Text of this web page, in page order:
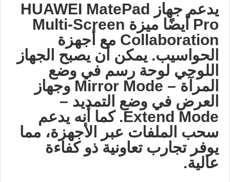
يدعم جهاز
HUAWEI MatePad
Pro أيضًا ميزة Multi-Screen
Collaboration مع أجهزة
الحواسيب. يمكن أن يصبح الجهاز
اللوحي لوحة رسم في وضع
المرآة – Mirror Mode
وجهاز
العرض في وضع التمديد –
Extend Mode. كما أنه يدعم
سحب الملفات عبر الأجهزة، مما
يوفر تجارب تعاونية ذو كفاءة
عالية.